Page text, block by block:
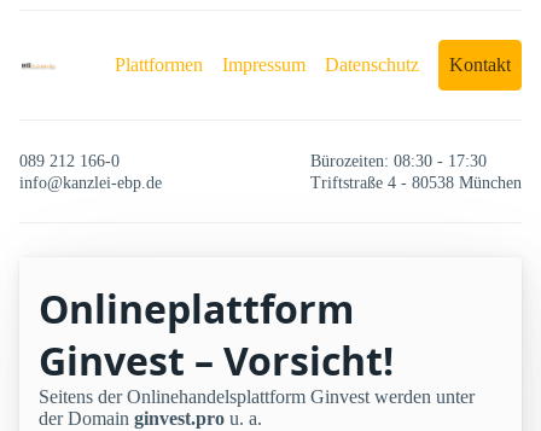
Plattformen Impressum Datenschutz Kontakt
089 212 166-0
info@kanzlei-ebp.de
Bürozeiten: 08:30 - 17:30
Triftstraße 4 - 80538 München
Onlineplattform
Ginvest – Vorsicht!
Seitens der Onlinehandelsplattform Ginvest werden unter
der Domain ginvest.pro u. a.